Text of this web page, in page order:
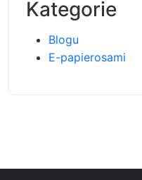
Kategorie
Blogu
E-papierosami